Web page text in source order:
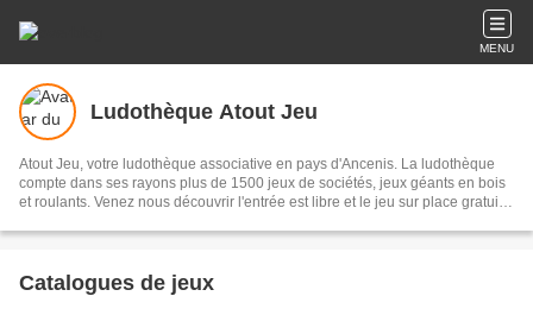
MENU
Ludothèque Atout Jeu
Atout Jeu, votre ludothèque associative en pays d'Ancenis. La ludothèque
compte dans ses rayons plus de 1500 jeux de sociétés, jeux géants en bois
et roulants. Venez nous découvrir l'entrée est libre et le jeu sur place gratuit.
demandez conseil !
Catalogues de jeux